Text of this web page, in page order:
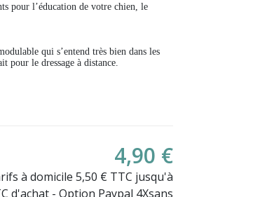
pour l’éducation de votre chien, le
qui s’entend très bien dans les
pour le dressage à distance.
4,90 €
à domicile 5,50 € TTC jusqu'à
d'achat - Option Paypal 4Xsans